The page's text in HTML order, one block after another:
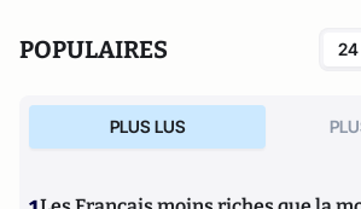
POPULAIRES 24
PLUS LUS